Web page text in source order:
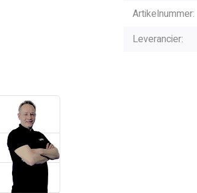
Artikelnummer:
Leverancier: